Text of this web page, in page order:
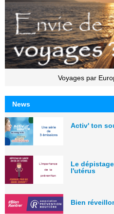
Voyages par
News
Activ' ton
Le
l'utérus
Bien